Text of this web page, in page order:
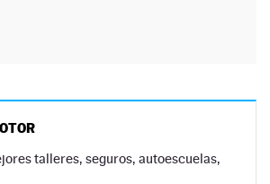
talleres, seguros, autoescuelas,